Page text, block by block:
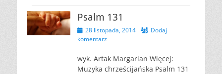
Psalm 131
Opublikowano
28 listopada, 2014
Dodaj
komentarz
wyk. Artak Margarian Więcej:
Muzyka chrześcijańska Psalm 131